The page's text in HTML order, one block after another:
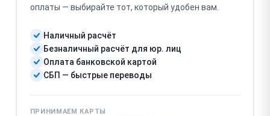
оплаты — выбирайте тот, который удобен вам.
Наличный расчёт
Безналичный расчёт для юр. лиц
Оплата банковской картой
СБП — быстрые переводы
ПРИНИМАЕМ КАРТЫ